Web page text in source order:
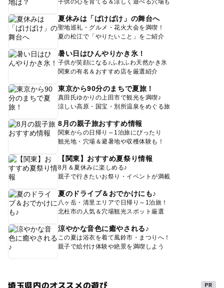
子供の心を育てる＆涼しく遊べる穴場も
夏休みは「ばけばけ」の舞台へ
聖地巡礼・グルメ・花火大会を満喫！
夏の松江で「やりたいこと」をご紹介
暑い日はひんやりかき氷！
子供が笑顔になる♪ふわふわ天然かき氷
関東の有名＆おすすめ店を厳選紹介
東京から90分のまちで夏旅！
真田氏ゆかりの上田市で観光を満喫♪
涼しい高原・国宝・別所温泉をめぐる旅
8月の親子旅おすすめ情報
関東からの日帰り～1泊旅にぴったり
観光地・穴場＆避暑地や収穫体験も！
【関東】おすすめ夏祭り情報
8月＆夏休みに楽しめる♪
親子で行きたいお祭り・イベントが満載
夏のドライブ＆おでかけにも♪
八ヶ岳・清里エリアで日帰り～1泊旅！
北杜市の人気＆穴場観光スポット厳選
涼やかな音色に癒やされる♪
この夏は浴衣を着て風鈴市・まつりへ！
親子で絵付け体験や絶景を満喫しよう
埼玉県内のオススメの遊び